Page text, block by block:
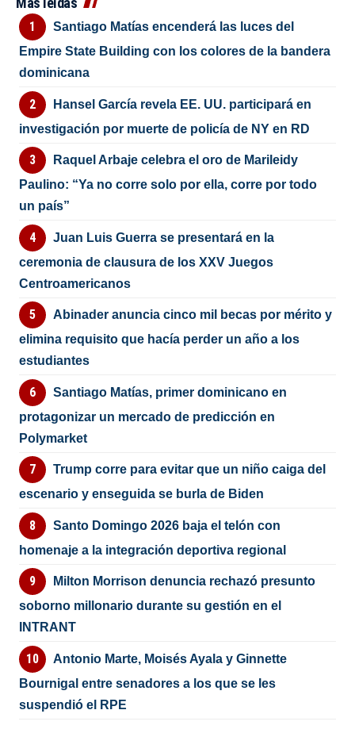
Santiago Matías encenderá las luces del
Empire State Building con los colores de la bandera
dominicana
Hansel García revela EE. UU. participará en
investigación por muerte de policía de NY en RD
Raquel Arbaje celebra el oro de Marileidy
Paulino: “Ya no corre solo por ella, corre por todo
un país”
Juan Luis Guerra se presentará en la
ceremonia de clausura de los XXV Juegos
Centroamericanos
Abinader anuncia cinco mil becas por mérito y
elimina requisito que hacía perder un año a los
estudiantes
Santiago Matías, primer dominicano en
protagonizar un mercado de predicción en
Polymarket
Trump corre para evitar que un niño caiga del
escenario y enseguida se burla de Biden
Santo Domingo 2026 baja el telón con
homenaje a la integración deportiva regional
Milton Morrison denuncia rechazó presunto
soborno millonario durante su gestión en el
INTRANT
Antonio Marte, Moisés Ayala y Ginnette
Bournigal entre senadores a los que se les
suspendió el RPE